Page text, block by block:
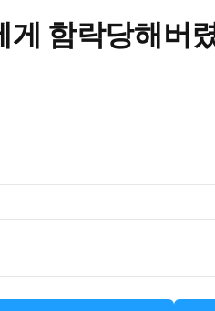
게 함락당해버